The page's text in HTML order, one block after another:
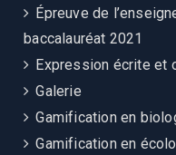
Épreuve de
baccalauréat 2021
Expression écrite et
Galerie
Gamification en
Gamification en